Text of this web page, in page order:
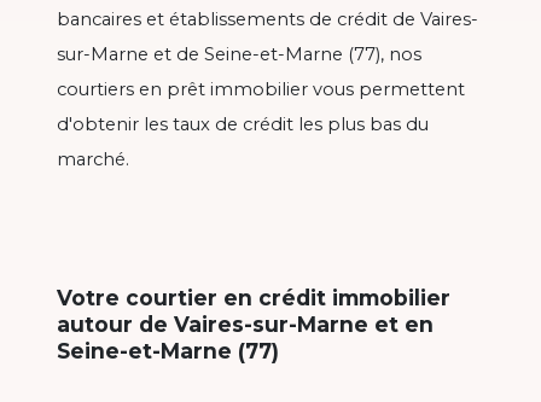
bancaires et établissements de crédit de Vaires-
sur-Marne et de Seine-et-Marne (77), nos
courtiers en prêt immobilier vous permettent
d'obtenir les taux de crédit les plus bas du
marché.
Votre courtier en crédit immobilier
autour de Vaires-sur-Marne et en
Seine-et-Marne (77)